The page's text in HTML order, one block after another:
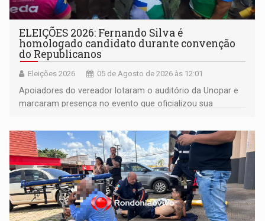
ELEIÇÕES 2026: Fernando Silva é
homologado candidato durante convenção
do Republicanos
Eleições 2026 05 de Agosto de 2026 às 12:01
Apoiadores do vereador lotaram o auditório da Unopar e
marcaram presença no evento que oficializou sua